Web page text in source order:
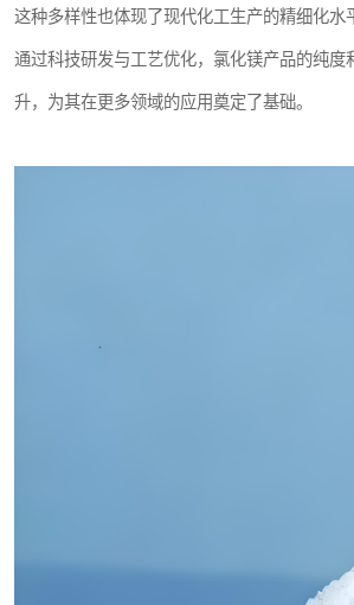
这种多样性也体现了现代化工生产的精细化水
通过科技研发与工艺优化，氯化镁产品的纯度
升，为其在更多领域的应用奠定了基础。